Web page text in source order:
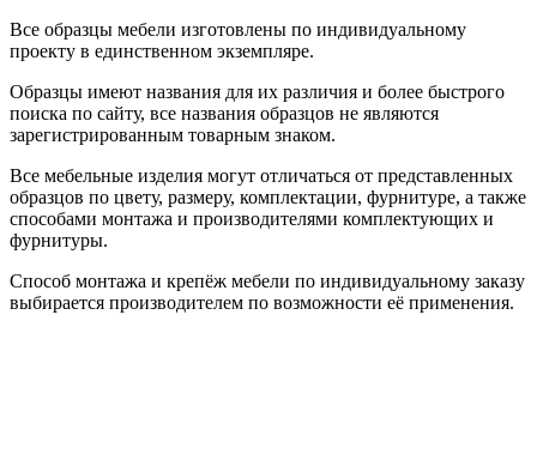
Все образцы мебели изготовлены по индивидуальному
проекту в единственном экземпляре.
Образцы имеют названия для их различия и более быстрого
поиска по сайту, все названия образцов не являются
зарегистрированным товарным знаком.
Все мебельные изделия могут отличаться от представленных
образцов по цвету, размеру, комплектации, фурнитуре, а также
способами монтажа и производителями комплектующих и
фурнитуры.
Способ монтажа и крепёж мебели по индивидуальному заказу
выбирается производителем по возможности её применения.